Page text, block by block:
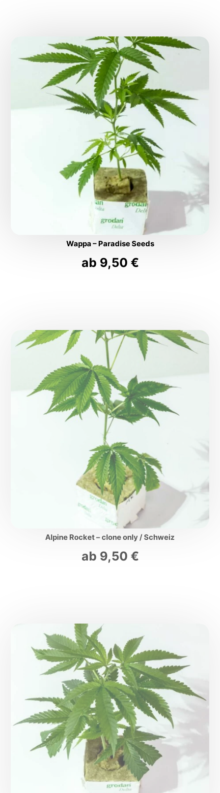
Wappa – Paradise Seeds
ab 9,50 €
Alpine Rocket – clone only / Schweiz
ab 9,50 €